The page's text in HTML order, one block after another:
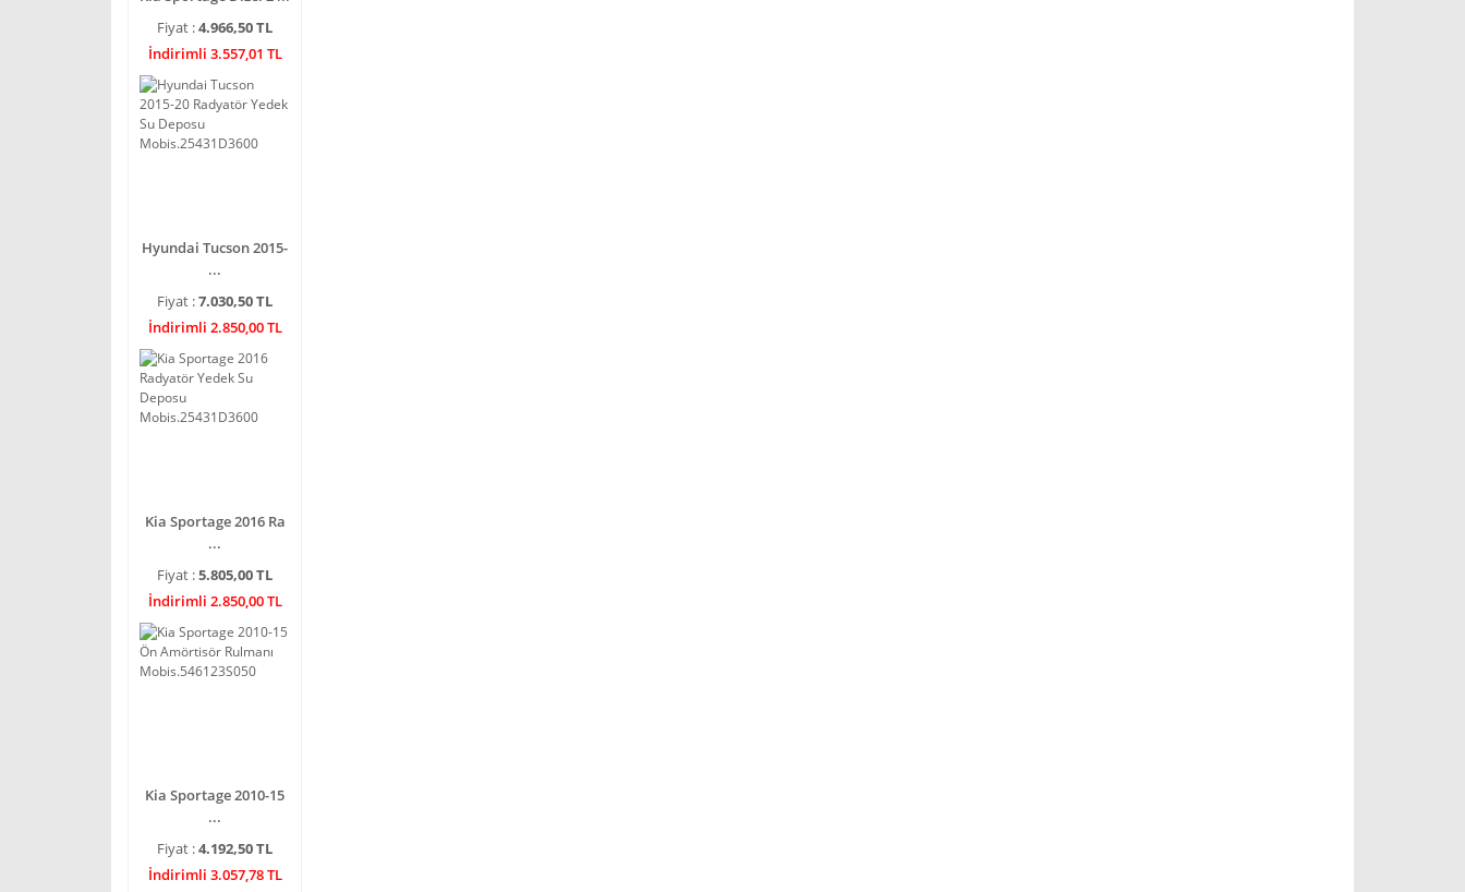
Fiyat :4.966,50 TL
İndirimli 3.557,01 TL
Hyundai Tucson 2015-
...
Fiyat :7.030,50 TL
İndirimli 2.850,00 TL
Kia Sportage 2016 Ra
...
Fiyat :5.805,00 TL
İndirimli 2.850,00 TL
Kia Sportage 2010-15
...
Fiyat :4.192,50 TL
İndirimli 3.057,78 TL